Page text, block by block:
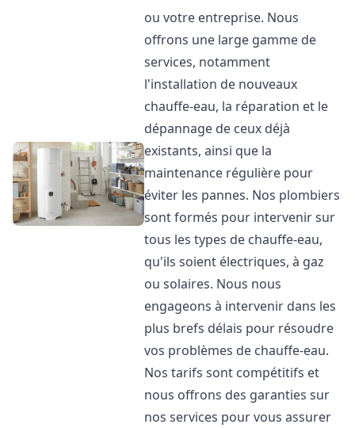
ou votre entreprise. Nous
offrons une large gamme de
services, notamment
l'installation de nouveaux
chauffe-eau, la réparation et le
dépannage de ceux déjà
existants, ainsi que la
maintenance régulière pour
éviter les pannes. Nos plombiers
sont formés pour intervenir sur
tous les types de chauffe-eau,
qu'ils soient électriques, à gaz
ou solaires. Nous nous
engageons à intervenir dans les
plus brefs délais pour résoudre
vos problèmes de chauffe-eau.
Nos tarifs sont compétitifs et
nous offrons des garanties sur
nos services pour vous assurer